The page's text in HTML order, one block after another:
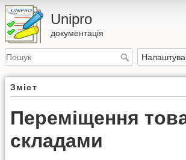
Unipro
документація
Зміст
Переміщення
складами